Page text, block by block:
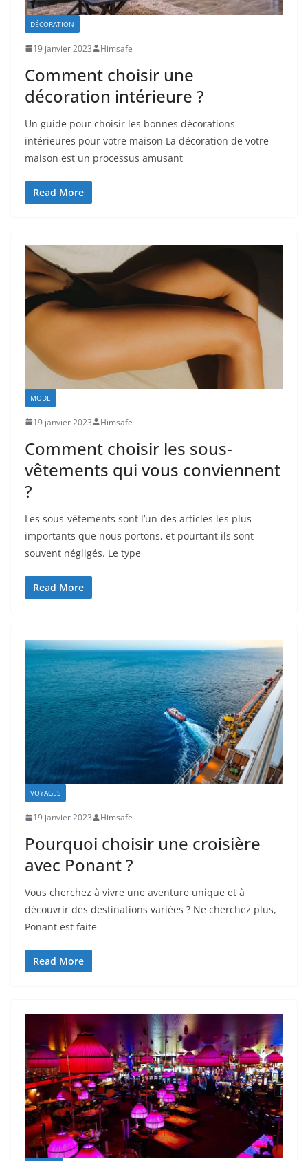
DÉCORATION
19 janvier 2023 Himsafe
Comment choisir une
décoration intérieure ?
Un guide pour choisir les bonnes décorations
intérieures pour votre maison La décoration de votre
maison est un processus amusant
Read More
MODE
19 janvier 2023 Himsafe
Comment choisir les sous-
vêtements qui vous conviennent
?
Les sous-vêtements sont l’un des articles les plus
importants que nous portons, et pourtant ils sont
souvent négligés. Le type
Read More
VOYAGES
19 janvier 2023 Himsafe
Pourquoi choisir une croisière
avec Ponant ?
Vous cherchez à vivre une aventure unique et à
découvrir des destinations variées ? Ne cherchez plus,
Ponant est faite
Read More